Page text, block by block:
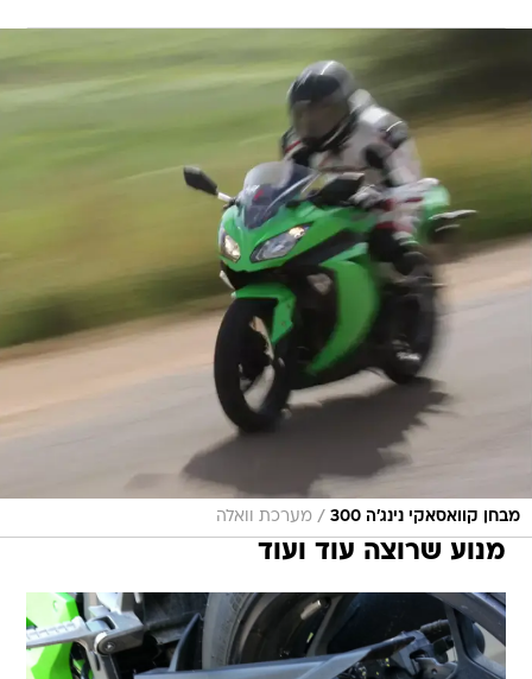
מבחן קוואסאקי נינג'ה 300 / מערכת וואלה
מנוע שרוצה עוד ועוד